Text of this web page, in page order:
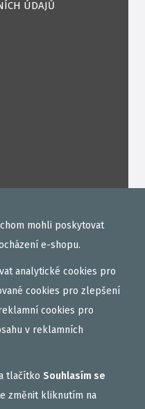
ÚDAJŮ
KAZETA
mohli poskytovat
e-shopu.
analytické cookies pro
cookies pro zlepšení
cookies pro
v reklamních
tlačítko Souhlasím se
změnit kliknutím na